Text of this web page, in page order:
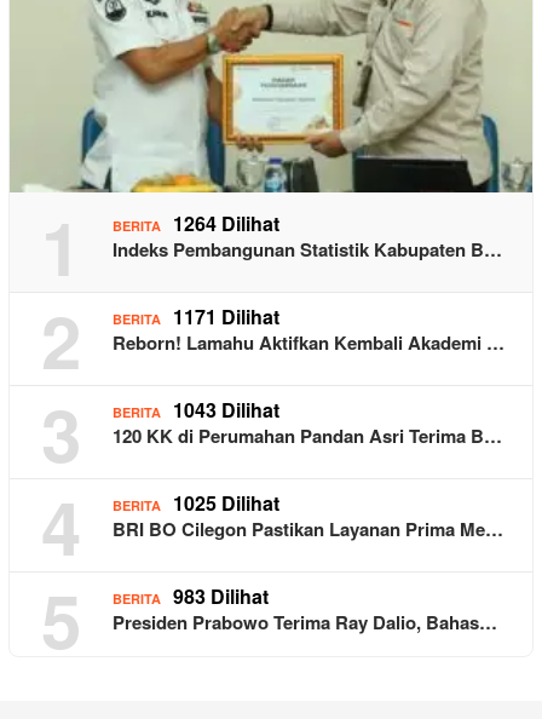
1 BERITA 1264 Dilihat
Indeks Pembangunan Statistik Kabupaten B…
2 BERITA 1171 Dilihat
Reborn! Lamahu Aktifkan Kembali Akademi …
3 BERITA 1043 Dilihat
120 KK di Perumahan Pandan Asri Terima B…
4 BERITA 1025 Dilihat
BRI BO Cilegon Pastikan Layanan Prima Me…
5 BERITA 983 Dilihat
Presiden Prabowo Terima Ray Dalio, Bahas…